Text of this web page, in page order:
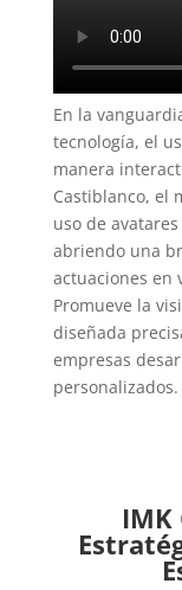
En la
tecnología, el
manera
Castiblanco, el
uso de
abriendo una
actuaciones en
Promueve la
diseñada
empresas
personalizados.
IMK